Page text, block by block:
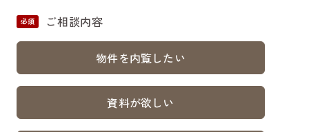
必須 ご相談内容
物件を内覧したい
資料が欲しい